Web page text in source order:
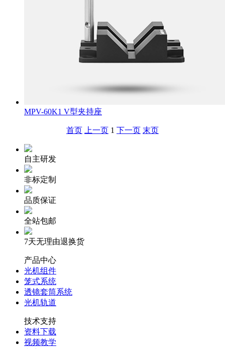
MPV-60K1 V型夹持座
首页 上一页 1 下一页 末页
自主研发
非标定制
品质保证
全站包邮
7天无理由退换货
产品中心
光机组件
笼式系统
透镜套筒系统
光机轨道
技术支持
资料下载
视频教学